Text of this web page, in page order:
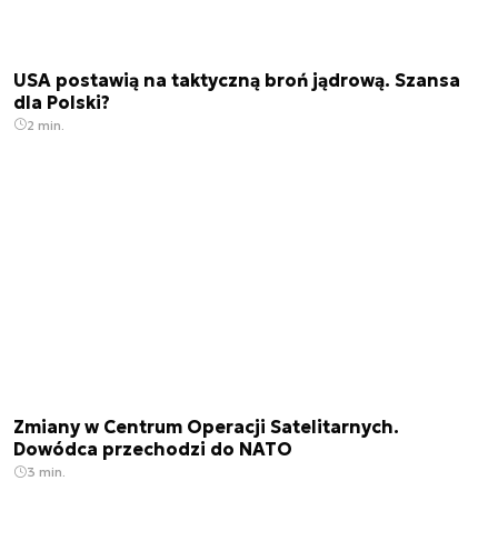
USA postawią na taktyczną broń jądrową. Szansa
dla Polski?
2 min.
Zmiany w Centrum Operacji Satelitarnych.
Dowódca przechodzi do NATO
3 min.